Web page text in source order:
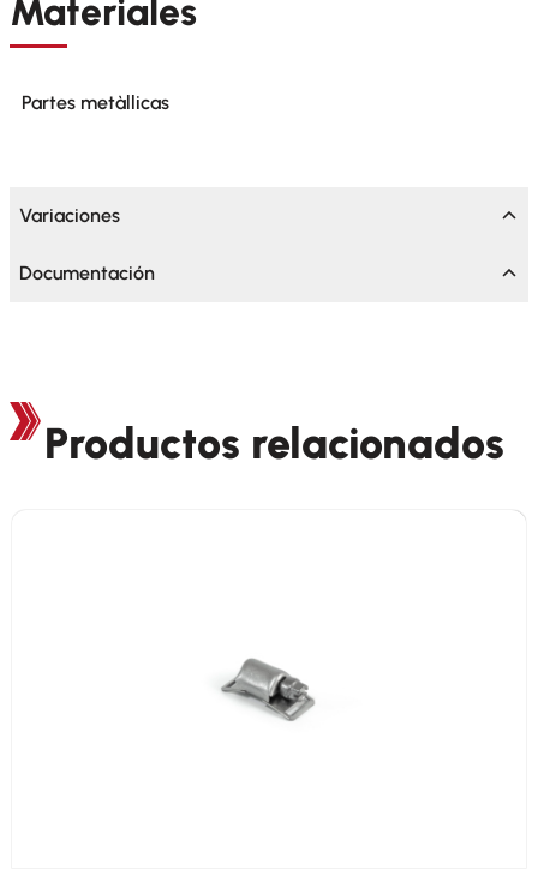
Materiales
Partes metàllicas
Variaciones
Documentación
Productos relacionados